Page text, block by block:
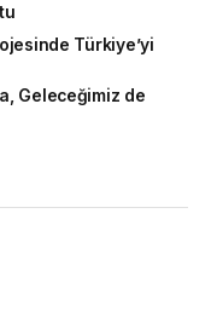
Türkiye’yi
Geleceğimiz de